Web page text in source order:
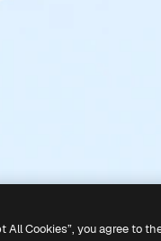
All Cookies”, you agree to